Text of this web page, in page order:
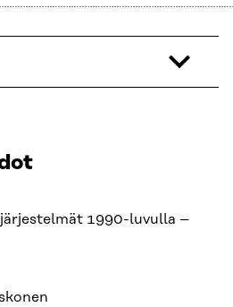
1990-luvulla –